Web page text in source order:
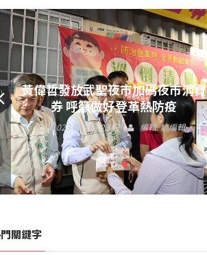
黃偉哲發放武聖夜市加碼夜市消費
券 呼籲做好登革熱防疫
2023 年 9 月 23 日 編輯:總編輯
關鍵字